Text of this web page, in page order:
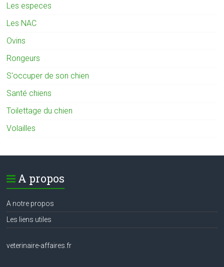
Les especes
Les NAC
Ovins
Rongeurs
S'occuper de son chien
Santé chiens
Toilettage du chien
Volailles
A propos
A notre propos
Les liens utiles
veterinaire-affaires.fr